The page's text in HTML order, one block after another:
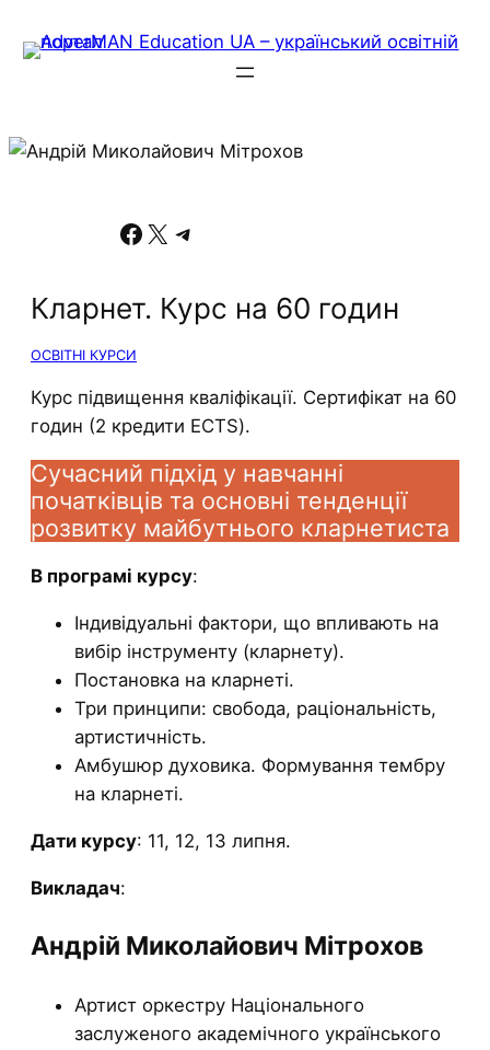
Facebook X Telegram
Кларнет. Курс на 60 годин
ОСВІТНІ КУРСИ
Курс підвищення кваліфікації. Сертифікат на 60
годин (2 кредити ECTS).
Сучасний підхід у навчанні
початківців та основні тенденції
розвитку майбутнього кларнетиста
В програмі курсу:
Індивідуальні фактори, що впливають на
вибір інструменту (кларнету).
Постановка на кларнеті.
Три принципи: свобода, раціональність,
артистичність.
Амбушюр духовика. Формування тембру
на кларнеті.
Дати курсу: 11, 12, 13 липня.
Викладач:
Андрій Миколайович Мітрохов
Артист оркестру Національного
заслуженого академічного українського